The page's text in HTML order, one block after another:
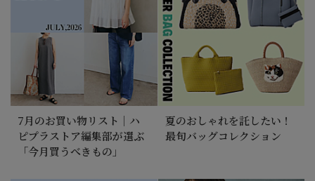
7月のお買い物リスト｜ハ
ピプラストア編集部が選ぶ
「今月買うべきもの」
夏のおしゃれを託したい！
最旬バッグコレクション